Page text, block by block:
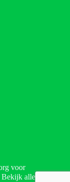
voor
Bekijk alle